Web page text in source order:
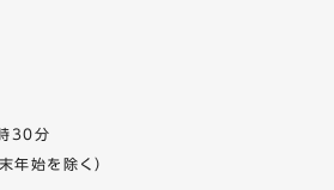
30分
年始を除く）